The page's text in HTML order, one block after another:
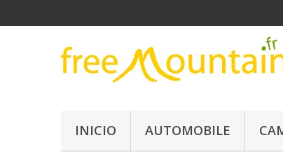
INICIO AUTOMOBILE